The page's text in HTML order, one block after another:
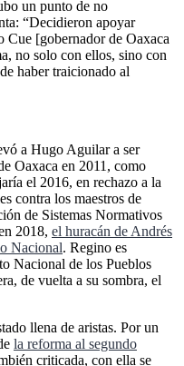
un punto de no
“Decidieron apoyar
Cue [gobernador de Oaxaca
no solo con ellos, sino con
haber traicionado al
a Hugo Aguilar a ser
Oaxaca en 2011, como
el 2016, en rechazo a la
contra los maestros de
de Sistemas Normativos
2018, el huracán de Andrés
Nacional. Regino es
Nacional de los Pueblos
de vuelta a su sombra, el
llena de aristas. Por un
la reforma al segundo
criticada, con ella se